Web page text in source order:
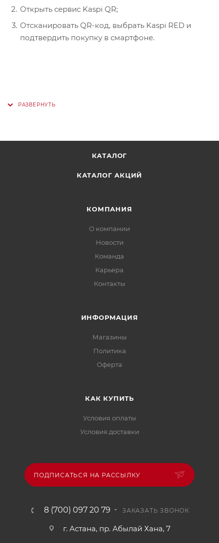
Открыть сервис Kaspi QR;
Отсканировать QR-код, выбрать Kaspi RED и
подтвердить покупку в смартфоне.
КАТАЛОГ
КАТАЛОГ АКЦИЙ
КОМПАНИЯ
О компании
Новости
Команда
Карьера
Контакты
ИНФОРМАЦИЯ
Магазины
Политика
Офертa
КАК КУПИТЬ
Условия оплаты
Условия доставки
ПОДПИСАТЬСЯ НА РАССЫЛКУ
8 (700) 097 20 79 ЗАКАЗАТЬ ЗВОНОК
г. Астана, пр. Абылай Хана, 7